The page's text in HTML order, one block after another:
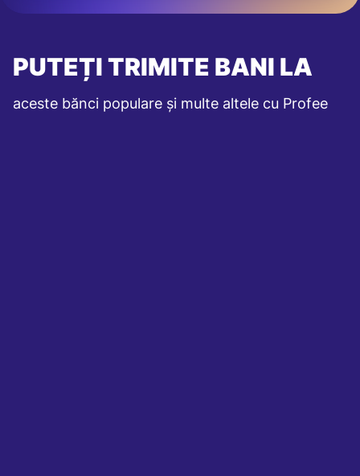
PUTEȚI TRIMITE BANI LA
aceste bănci populare și multe altele cu Profee